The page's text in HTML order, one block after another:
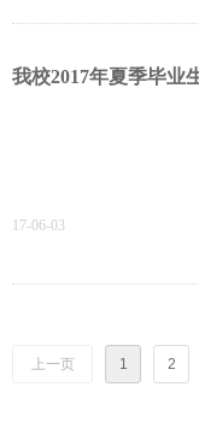
我校2017年夏季毕业
17-06-03
上一页 1 2